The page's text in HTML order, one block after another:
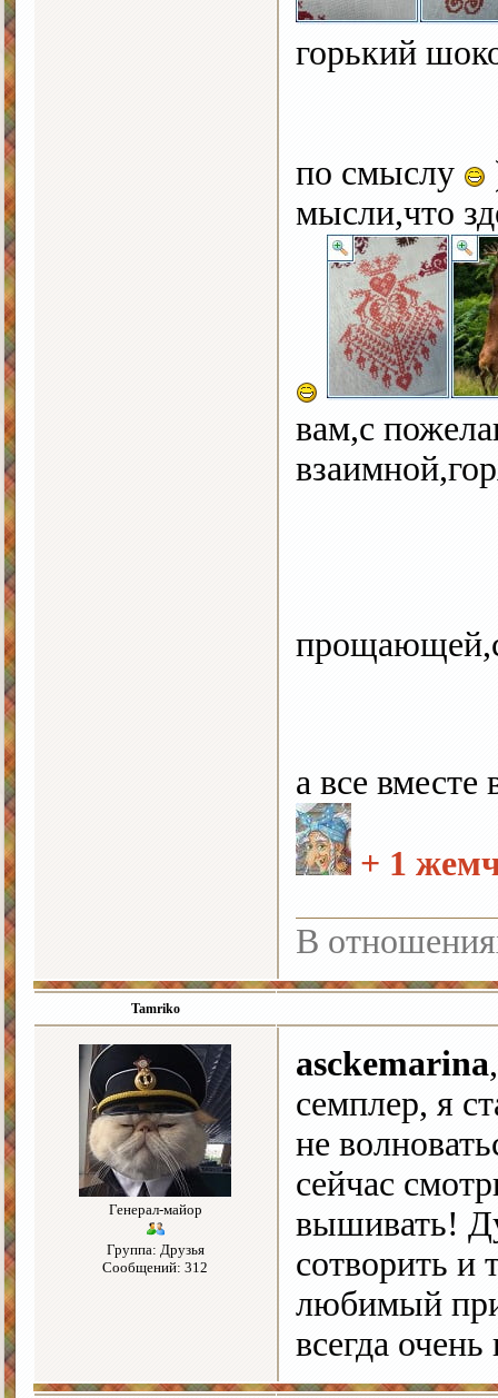
горький
по смыслу
мысли,что
вам,с
а все
+ 1
В
Tamriko
Генерал-майор
Группа: Друзья
Сообщений: 312
asckemarina
семплер, я
не
сейчас
вышивать!
сотворить
любимый
всегда